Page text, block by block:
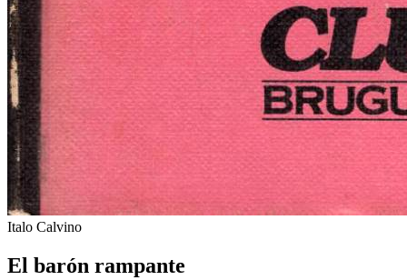
Italo Calvino
El barón rampante